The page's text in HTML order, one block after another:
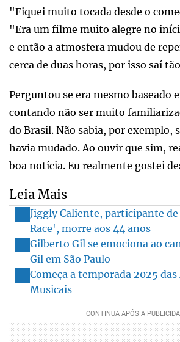
"Fiquei muito tocada desde o
"Era um filme muito alegre no
e então a atmosfera mudou de
cerca de duas horas, por isso saí
Perguntou se era mesmo baseado
contando não ser muito
do Brasil. Não sabia, por exemplo,
havia mudado. Ao ouvir que sim,
boa notícia. Eu realmente gostei
Leia Mais
Jiggly Caliente, participante
Race', morre aos 44 anos
Gilberto Gil se emociona ao
Gil em São Paulo
Começa a temporada 2025
Musicais